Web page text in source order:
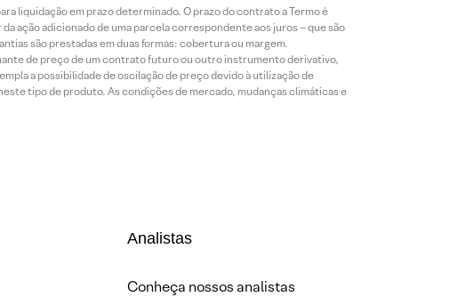
liquidação em prazo determinado. O prazo do contrato a Termo é
ação adicionado de uma parcela correspondente aos juros – que são
são prestadas em duas formas: cobertura ou margem.
de preço de um contrato futuro ou outro instrumento derivativo,
a possibilidade de oscilação de preço devido à utilização de
tipo de produto. As condições de mercado, mudanças climáticas e
Analistas
Conheça nossos analistas